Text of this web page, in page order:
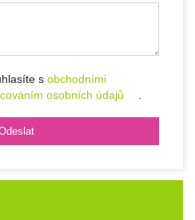
s obchodními
osobních údajů